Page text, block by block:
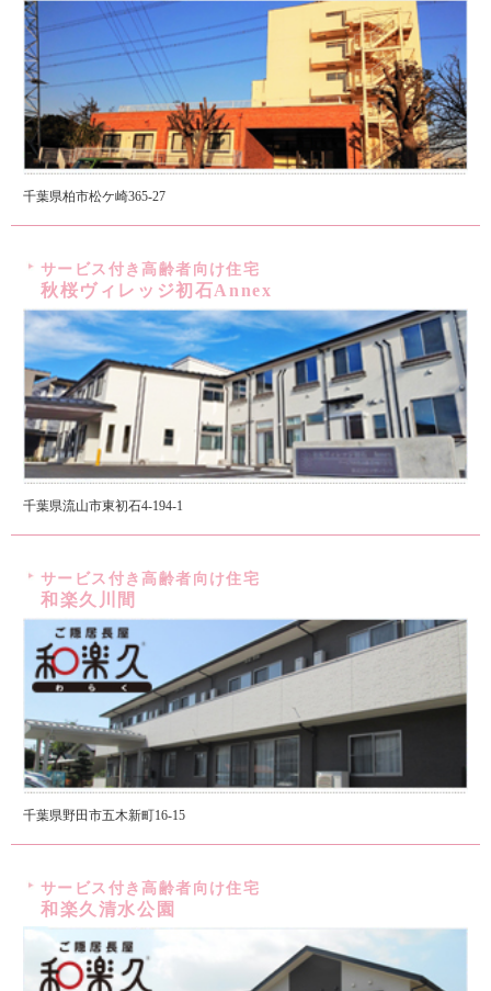
千葉県柏市松ケ崎365-27
サービス付き高齢者向け住宅
秋桜ヴィレッジ初石Annex
千葉県流山市東初石4-194-1
サービス付き高齢者向け住宅
和楽久川間
千葉県野田市五木新町16-15
サービス付き高齢者向け住宅
和楽久清水公園